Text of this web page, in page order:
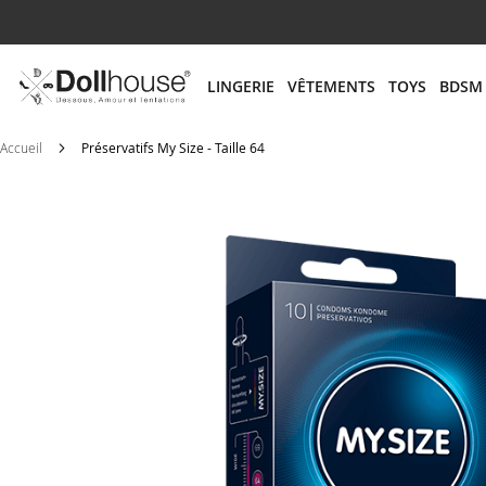
LINGERIE VÊTEMENTS TOYS BDSM
# ENTREZ AU MOINS 3 CARACTÈRES POUR LANCER
Accueil Préservatifs My Size - Taille 64